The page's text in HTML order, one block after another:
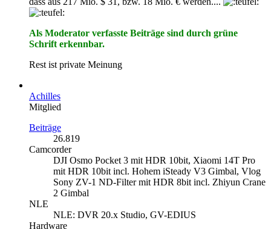
Als Moderator verfasste Beiträge sind durch grüne
Schrift erkennbar.
Rest ist private Meinung
Achilles
Mitglied
Beiträge
26.819
Camcorder
DJI Osmo Pocket 3 mit HDR 10bit, Xiaomi 14T Pro
mit HDR 10bit incl. Hohem iSteady V3 Gimbal, Vlog
Sony ZV-1 ND-Filter mit HDR 8bit incl. Zhiyun Crane
2 Gimbal
NLE
NLE: DVR 20.x Studio, GV-EDIUS
Hardware